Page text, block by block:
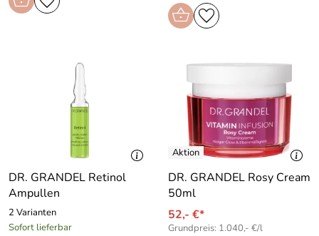
DR. GRANDEL Retinol
Ampullen
2 Varianten
Sofort lieferbar
DR. GRANDEL Rosy Cream
50ml
52,- €*
Grundpreis: 1.040,- €/l